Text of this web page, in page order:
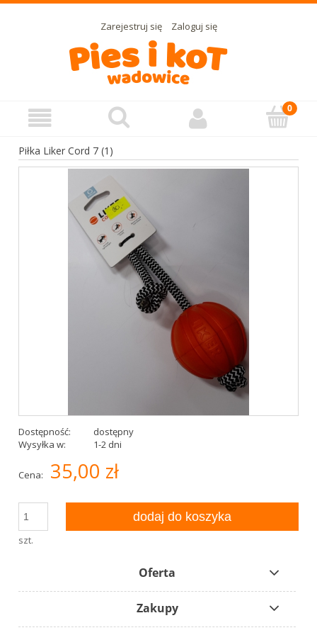
Zarejestruj się Zaloguj się
Piłka Liker Cord 7 (1)
Dostępność:
dostępny
Wysyłka w:
1-2 dni
Cena: 35,00 zł
szt.
dodaj do koszyka
Oferta
Zakupy